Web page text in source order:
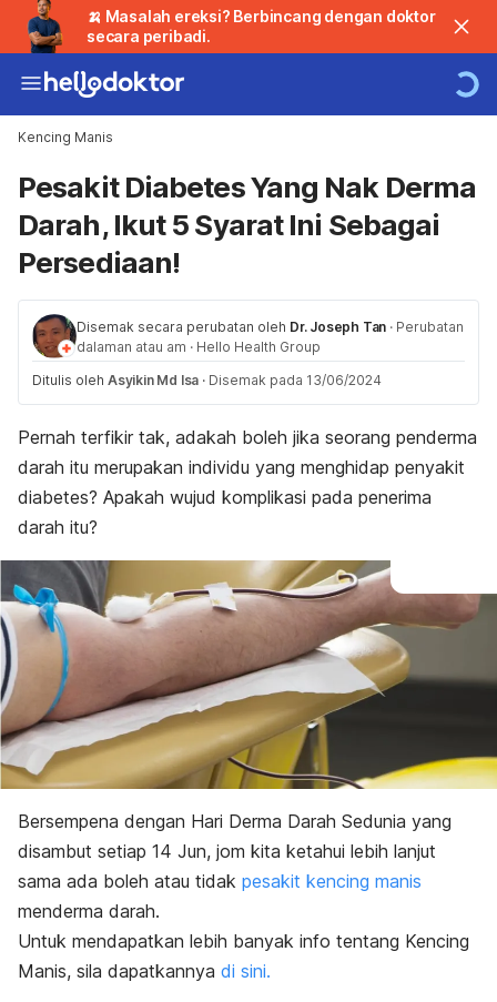
🍌 Masalah ereksi? Berbincang dengan doktor
secara peribadi.
Kencing Manis
Pesakit Diabetes Yang Nak Derma
Darah, Ikut 5 Syarat Ini Sebagai
Persediaan!
Disemak secara perubatan oleh Dr. Joseph Tan · Perubatan
dalaman atau am · Hello Health Group
Ditulis oleh Asyikin Md Isa · Disemak pada 13/06/2024
Pernah terfikir tak, adakah boleh jika seorang penderma
darah itu merupakan individu yang menghidap penyakit
diabetes? Apakah wujud komplikasi pada penerima
darah itu?
Bersempena dengan Hari Derma Darah Sedunia yang
disambut setiap 14 Jun, jom kita ketahui lebih lanjut
sama ada boleh atau tidak pesakit kencing manis
menderma darah.
Untuk mendapatkan lebih banyak info tentang Kencing
Manis, sila dapatkannya di sini.